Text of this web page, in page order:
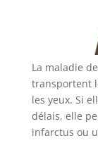
La maladie
transportent
les yeux. Si
délais, elle
infarctus ou